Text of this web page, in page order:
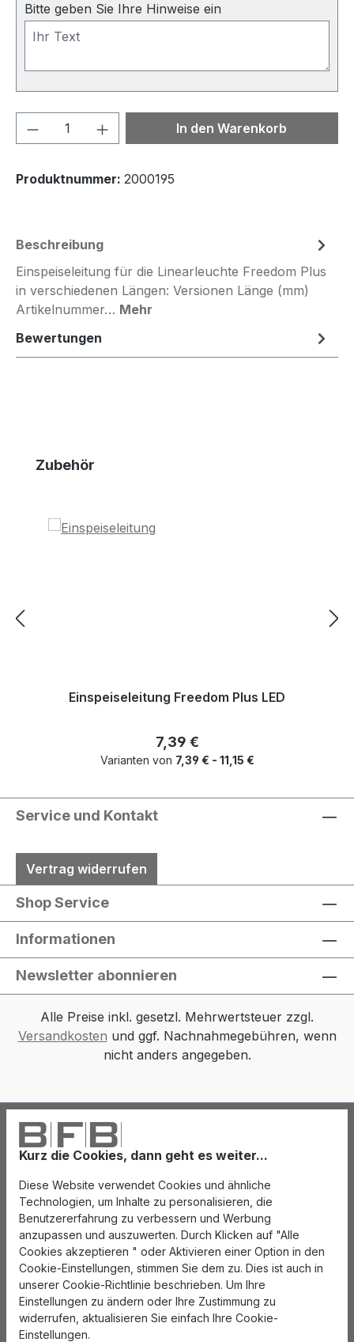
Kurz die Cookies, dann geht es weiter...
Diese Website verwendet Cookies und ähnliche
Technologien, um Inhalte zu personalisieren, die
Benutzererfahrung zu verbessern und Werbung
anzupassen und auszuwerten. Durch Klicken auf "Alle
Cookies akzeptieren " oder Aktivieren einer Option in den
Cookie-Einstellungen, stimmen Sie dem zu. Dies ist auch in
unserer Cookie-Richtlinie beschrieben. Um Ihre
Einstellungen zu ändern oder Ihre Zustimmung zu
widerrufen, aktualisieren Sie einfach Ihre Cookie-
Einstellungen.
Bitte geben Sie Ihre Hinweise ein
Produkt Anzahl: Gib denIn den Warenkorb
Produktnummer: 2000195
Beschreibung
Einspeiseleitung für die Linearleuchte Freedom Plus
in verschiedenen Längen: Versionen Länge (mm)
Artikelnummer… Mehr
Bewertungen
Produktgalerie überspringen
Zubehör
Einspeiseleitung Freedom Plus LED
Regulärer Preis:
7,39 €
Varianten von 7,39 € - 11,15 €
Service und Kontakt
Vertrag widerrufen
Shop Service
Informationen
Newsletter abonnieren
Alle Preise inkl. gesetzl. Mehrwertsteuer zzgl.
Versandkosten und ggf. Nachnahmegebühren, wenn
nicht anders angegeben.